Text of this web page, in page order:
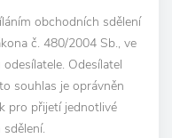
obchodních sdělení
č. 480/2004 Sb., ve
Odesílatel
souhlas je oprávněn
pro přijetí jednotlivé